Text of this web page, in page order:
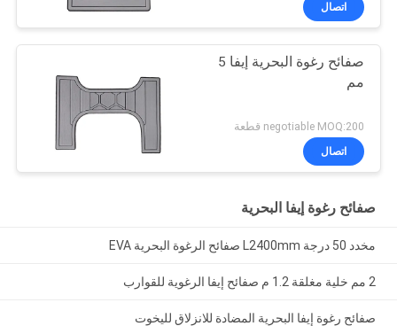
اتصال
صفائح رغوة البحرية إيفا 5
مم
negotiable MOQ:200 قطعة
اتصال
صفائح رغوة إيفا البحرية
مخدد 50 درجة L2400mm صفائح الرغوة البحرية EVA
2 مم خلية مغلقة 1.2 م صفائح إيفا الرغوية للقوارب
صفائح رغوة إيفا البحرية المضادة للانزلاق لليخوت